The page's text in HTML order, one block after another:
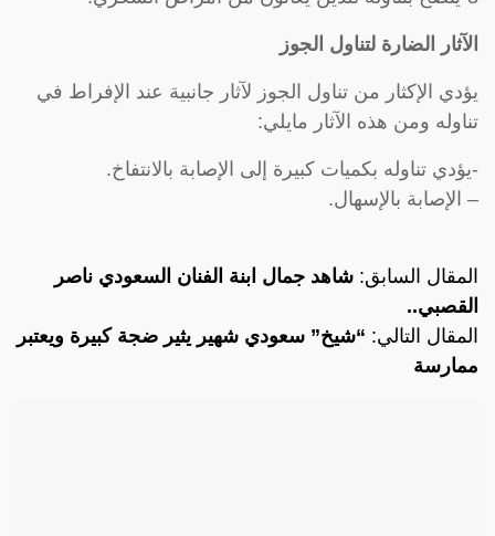
الآثار الضارة لتناول الجوز
يؤدي الإكثار من تناول الجوز لآثار جانبية عند الإفراط في
تناوله ومن هذه الآثار مايلي:
-يؤدي تناوله بكميات كبيرة إلى الإصابة بالانتفاخ.
– الإصابة بالإسهال.
المقال السابق: شاهد جمال ابنة الفنان السعودي ناصر
القصبي..
المقال التالي: “شيخ” سعودي شهير يثير ضجة كبيرة ويعتبر
ممارسة